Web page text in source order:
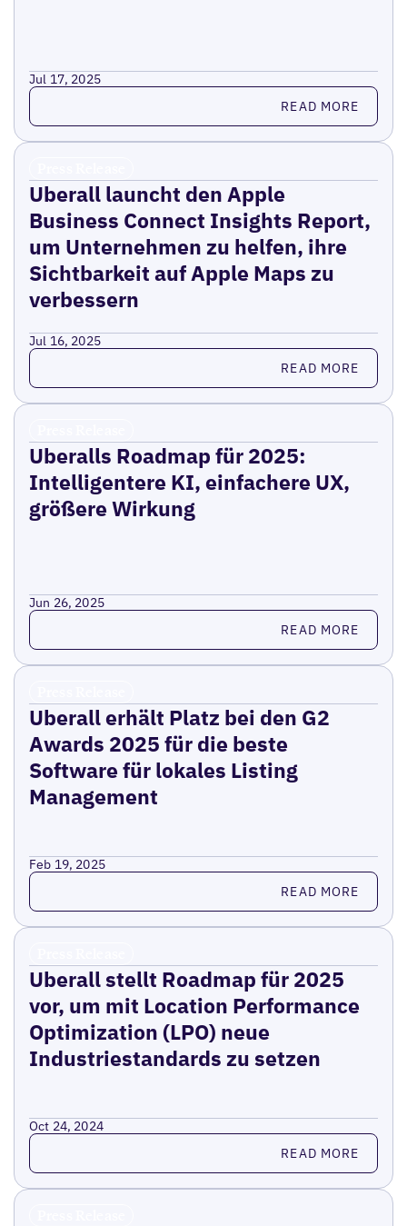
Jul 17, 2025
Read more READ MORE
Uberall launcht den Apple
Business Connect Insights Report,
um Unternehmen zu helfen, ihre
Sichtbarkeit auf Apple Maps zu
verbessern
Jul 16, 2025
Read more READ MORE
Uberalls Roadmap für 2025:
Intelligentere KI, einfachere UX,
größere Wirkung
Jun 26, 2025
Read more READ MORE
Uberall erhält Platz bei den G2
Awards 2025 für die beste
Software für lokales Listing
Management
Feb 19, 2025
Read more READ MORE
Uberall stellt Roadmap für 2025
vor, um mit Location Performance
Optimization (LPO) neue
Industriestandards zu setzen
Oct 24, 2024
Read more READ MORE